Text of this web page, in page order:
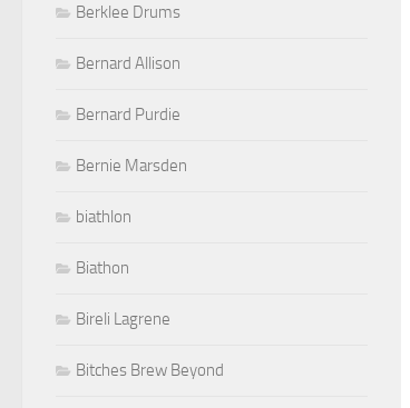
Berklee Drums
Bernard Allison
Bernard Purdie
Bernie Marsden
biathlon
Biathon
Bireli Lagrene
Bitches Brew Beyond